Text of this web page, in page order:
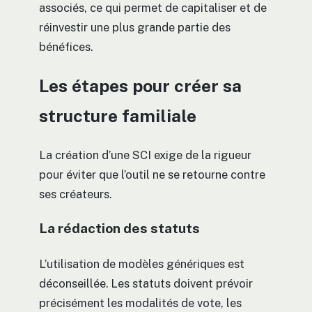
associés, ce qui permet de capitaliser et de
réinvestir une plus grande partie des
bénéfices.
Les étapes pour créer sa
structure familiale
La création d’une SCI exige de la rigueur
pour éviter que l’outil ne se retourne contre
ses créateurs.
La rédaction des statuts
L’utilisation de modèles génériques est
déconseillée. Les statuts doivent prévoir
précisément les modalités de vote, les